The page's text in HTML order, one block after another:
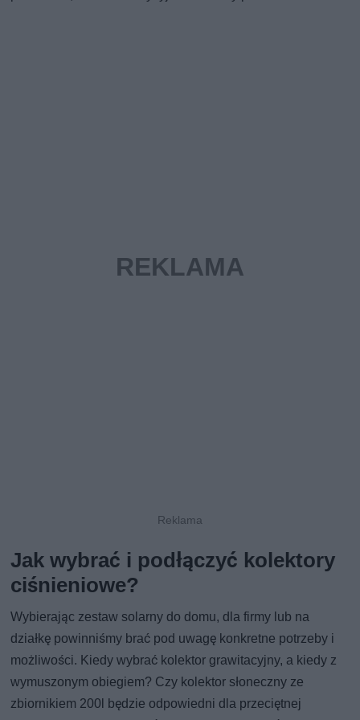
Jak wybrać i podłączyć kolektory
ciśnieniowe?
Wybierając zestaw solarny do domu, dla firmy lub na
działkę powinniśmy brać pod uwagę konkretne potrzeby i
możliwości. Kiedy wybrać kolektor grawitacyjny, a kiedy z
wymuszonym obiegiem? Czy kolektor słoneczny ze
zbiornikiem 200l będzie odpowiedni dla przeciętnej